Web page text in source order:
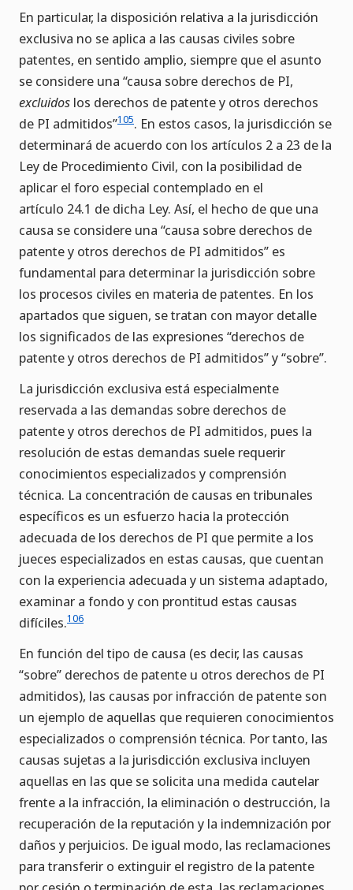
En particular, la disposición relativa a la jurisdicción
exclusiva no se aplica a las causas civiles sobre
patentes, en sentido amplio, siempre que el asunto
se considere una “causa sobre derechos de PI,
excluidos los derechos de patente y otros derechos
de PI admitidos”105. En estos casos, la jurisdicción se
determinará de acuerdo con los artículos 2 a 23 de la
Ley de Procedimiento Civil, con la posibilidad de
aplicar el foro especial contemplado en el
artículo 24.1 de dicha Ley. Así, el hecho de que una
causa se considere una “causa sobre derechos de
patente y otros derechos de PI admitidos” es
fundamental para determinar la jurisdicción sobre
los procesos civiles en materia de patentes. En los
apartados que siguen, se tratan con mayor detalle
los significados de las expresiones “derechos de
patente y otros derechos de PI admitidos” y “sobre”.
La jurisdicción exclusiva está especialmente
reservada a las demandas sobre derechos de
patente y otros derechos de PI admitidos, pues la
resolución de estas demandas suele requerir
conocimientos especializados y comprensión
técnica. La concentración de causas en tribunales
específicos es un esfuerzo hacia la protección
adecuada de los derechos de PI que permite a los
jueces especializados en estas causas, que cuentan
con la experiencia adecuada y un sistema adaptado,
examinar a fondo y con prontitud estas causas
difíciles.106
En función del tipo de causa (es decir, las causas
“sobre” derechos de patente u otros derechos de PI
admitidos), las causas por infracción de patente son
un ejemplo de aquellas que requieren conocimientos
especializados o comprensión técnica. Por tanto, las
causas sujetas a la jurisdicción exclusiva incluyen
aquellas en las que se solicita una medida cautelar
frente a la infracción, la eliminación o destrucción, la
recuperación de la reputación y la indemnización por
daños y perjuicios. De igual modo, las reclamaciones
para transferir o extinguir el registro de la patente